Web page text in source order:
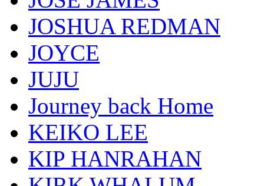
JOSHUA REDMAN
JOYCE
JUJU
Journey back Home
KEIKO LEE
KIP HANRAHAN